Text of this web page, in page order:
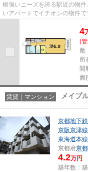
根強いニーズを誇る駅近の物
いアパートでイチオシの物件
4
(
敷
所
間
面
賃貸｜マンション メイプ
京都地下
京阪京津線
東海道本線
京都府京
4.2万円
築年数：